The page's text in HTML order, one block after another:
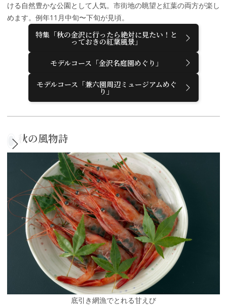
ける自然豊かな公園として人気。市街地の眺望と紅葉の両方が楽し
めます。例年11月中旬〜下旬が見頃。
特集「秋の金沢に行ったら絶対に見たい！と
っておきの紅葉風景」
モデルコース「金沢名庭園めぐり」
モデルコース「兼六園周辺ミュージアムめぐ
り」
秋の風物詩
底引き網漁でとれる甘えび